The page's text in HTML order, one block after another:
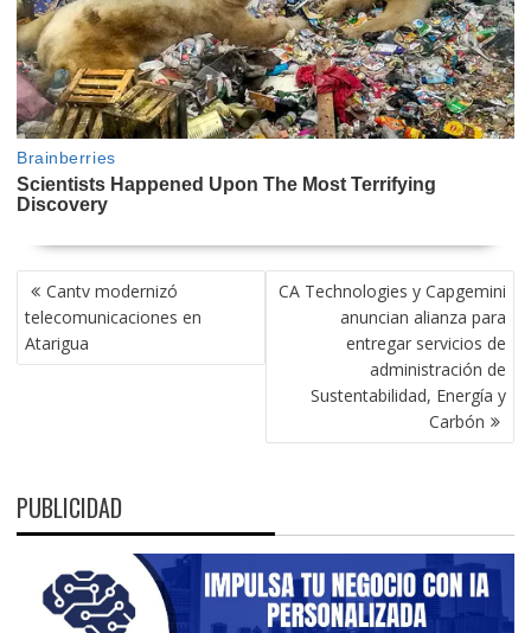
NAVEGACIÓN
DE
ENTRADAS
Cantv modernizó
telecomunicaciones en
Atarigua
CA Technologies y Capgemini
anuncian alianza para
entregar servicios de
administración de
Sustentabilidad, Energía y
Carbón
PUBLICIDAD